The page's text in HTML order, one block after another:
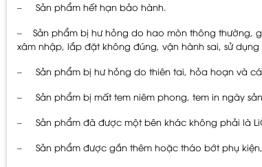
– Sản phẩm hết hạn bảo hành.
– Sản phẩm bị hư hỏng do hao mòn thông thường,
xâm nhập, lắp đặt không đúng, vận hành sai, sử
– Sản phẩm bị hư hỏng do thiên tai, hỏa hoạn và
– Sản phẩm bị mất tem niêm phong, tem in ngày sản
– Sản phẩm đã được một bên khác không phải là
– Sản phẩm được gắn thêm hoặc tháo bớt phụ kiện,